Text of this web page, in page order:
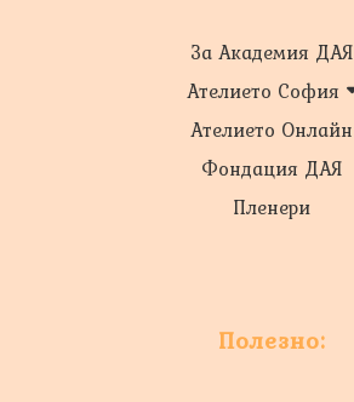
За Академия ДАЯ
Ателието София
Ателието Онлайн
Фондация ДАЯ
Пленери
Полезно: